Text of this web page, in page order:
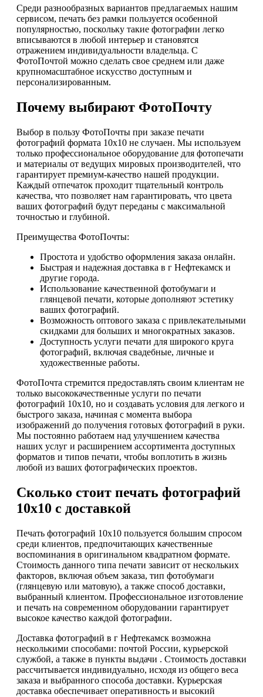
Среди разнообразных вариантов предлагаемых нашим
сервисом, печать без рамки пользуется особенной
популярностью, поскольку такие фотографии легко
вписываются в любой интерьер и становятся
отражением индивидуальности владельца. С
ФотоПочтой можно сделать свое среднем или даже
крупномасштабное искусство доступным и
персонализированным.
Почему выбирают ФотоПочту
Выбор в пользу ФотоПочты при заказе печати
фотографий формата 10х10 не случаен. Мы используем
только профессиональное оборудование для фотопечати
и материалы от ведущих мировых производителей, что
гарантирует премиум-качество нашей продукции.
Каждый отпечаток проходит тщательный контроль
качества, что позволяет нам гарантировать, что цвета
ваших фотографий будут переданы с максимальной
точностью и глубиной.
Преимущества ФотоПочты:
Простота и удобство оформления заказа онлайн.
Быстрая и надежная доставка в г Нефтекамск и
другие города.
Использование качественной фотобумаги и
глянцевой печати, которые дополняют эстетику
ваших фотографий.
Возможность оптового заказа с привлекательными
скидками для больших и многократных заказов.
Доступность услуги печати для широкого круга
фотографий, включая свадебные, личные и
художественные работы.
ФотоПочта стремится предоставлять своим клиентам не
только высококачественные услуги по печати
фотографий 10х10, но и создавать условия для легкого и
быстрого заказа, начиная с момента выбора
изображений до получения готовых фотографий в руки.
Мы постоянно работаем над улучшением качества
наших услуг и расширением ассортимента доступных
форматов и типов печати, чтобы воплотить в жизнь
любой из ваших фотографических проектов.
Сколько стоит печать фотографий
10х10 с доставкой
Печать фотографий 10х10 пользуется большим спросом
среди клиентов, предпочитающих качественные
воспоминания в оригинальном квадратном формате.
Стоимость данного типа печати зависит от нескольких
факторов, включая объем заказа, тип фотобумаги
(глянцевую или матовую), а также способ доставки,
выбранный клиентом. Профессиональное изготовление
и печать на современном оборудовании гарантирует
высокое качество каждой фотографии.
Доставка фотографий в г Нефтекамск возможна
несколькими способами: почтой России, курьерской
службой, а также в пункты выдачи . Стоимость доставки
рассчитывается индивидуально, исходя из общего веса
заказа и выбранного способа доставки. Курьерская
доставка обеспечивает оперативность и высокий